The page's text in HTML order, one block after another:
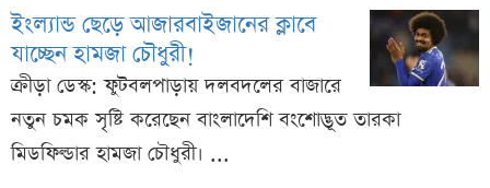
ইংল্যান্ড ছেড়ে আজারবাইজানের ক্লাবে
যাচ্ছেন হামজা চৌধুরী!
ক্রীড়া ডেস্ক: ফুটবলপাড়ায় দলবদলের বাজারে
নতুন চমক সৃষ্টি করেছেন বাংলাদেশি বংশোদ্ভূত তারকা
মিডফিল্ডার হামজা চৌধুরী। ...